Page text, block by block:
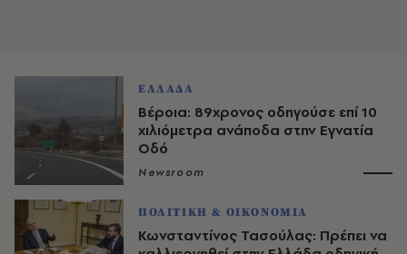
ΕΛΛΑΔΑ
Βέροια: 89χρονος οδηγούσε επί 10
χιλιόμετρα ανάποδα στην Εγνατία
Οδό
Newsroom
ΠΟΛΙΤΙΚΗ & ΟΙΚΟΝΟΜΙΑ
Κωνσταντίνος Τασούλας: Πρέπει να